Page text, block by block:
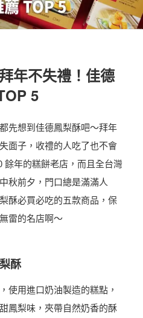
年不失禮！佳德
5
先想到佳德鳳梨酥吧～拜年
面子，收禮的人吃了也不會
餘年的糕餅老店，而且全台灣
秋前夕，門口總是滿滿人
酥必買必吃的五款商品，保
雷的名店啊～
酥
使用進口奶油製造的糕點，
鳳梨味，夾帶自然奶香的酥